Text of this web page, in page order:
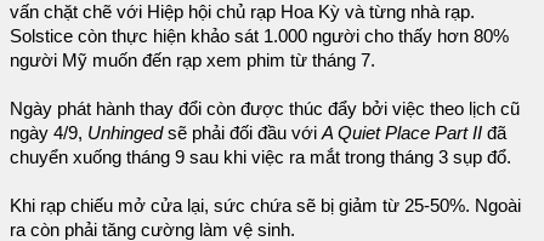
vấn chặt chẽ với Hiệp hội chủ rạp Hoa Kỳ và từng nhà rạp.
Solstice còn thực hiện khảo sát 1.000 người cho thấy hơn 80%
người Mỹ muốn đến rạp xem phim từ tháng 7.
Ngày phát hành thay đổi còn được thúc đẩy bởi việc theo lịch cũ
ngày 4/9, Unhingedsẽ phải đối đầu với A Quiet Place Part II đã
chuyển xuống tháng 9 sau khi việc ra mắt trong tháng 3 sụp đổ.
Khi rạp chiếu mở cửa lại, sức chứa sẽ bị giảm từ 25-50%. Ngoài
ra còn phải tăng cường làm vệ sinh.